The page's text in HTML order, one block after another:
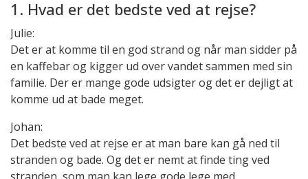
1. Hvad er det bedste ved at rejse?
Julie:
Det er at komme til en god strand og når man sidder på
en kaffebar og kigger ud over vandet sammen med sin
familie. Der er mange gode udsigter og det er dejligt at
komme ud at bade meget.
Johan:
Det bedste ved at rejse er at man bare kan gå ned til
stranden og bade. Og det er nemt at finde ting ved